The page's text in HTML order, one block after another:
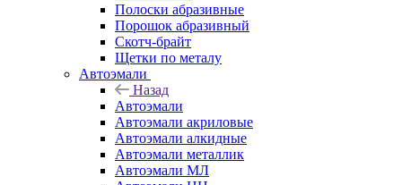
Полоски абразивные
Порошок абразивный
Скотч-брайт
Щетки по металу
Автоэмали
Назад
Автоэмали
Автоэмали акриловые
Автоэмали алкидные
Автоэмали металлик
Автоэмали МЛ